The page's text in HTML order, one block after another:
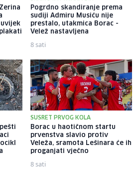
Pogrdno skandiranje prema
sudiji Admiru Musiću nije
prestalo, utakmica Borac -
Velež nastavljena
8 sati
SUSRET PRVOG KOLA
Borac u haotičnom startu
prvenstva slavio protiv
Veleža, sramota Lešinara će ih
proganjati vječno
8 sati